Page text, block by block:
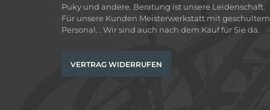
Puky und andere. Beratung ist unsere Leidenschaft.
Für unsere Kunden Meisterwerkstatt mit geschultem
Personal. . Wir sind auch nach dem Kauf für Sie da.
VERTRAG WIDERRUFEN